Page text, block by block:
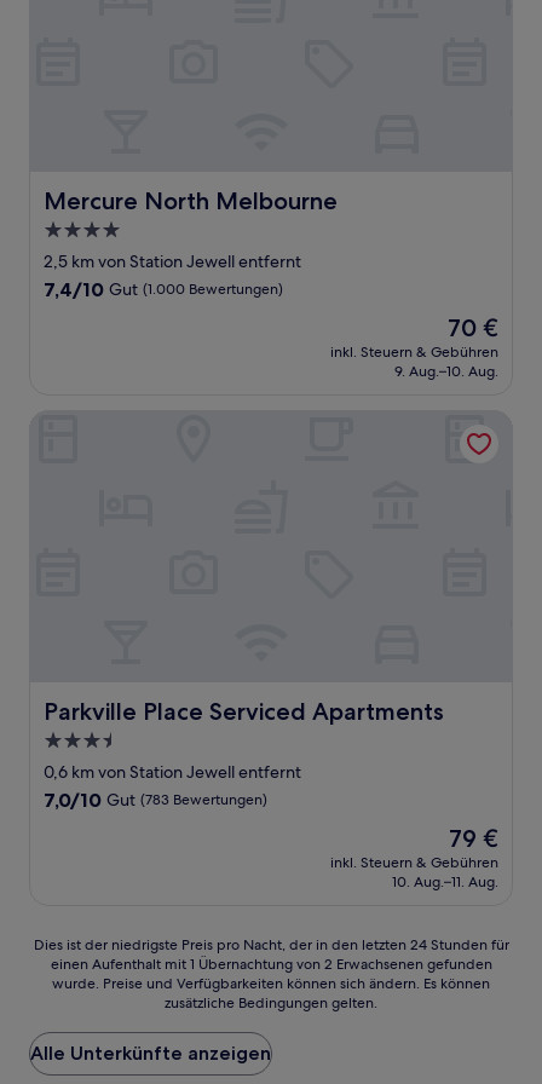
Mercure North Melbourne
Mercure North Melbourne
4.0-
Sterne-
Unterkunft
2,5 km von Station Jewell entfernt
7.4
7,4/10 Gut (1.000 Bewertungen)
Der
Preis
beträgt
70 €
inkl. Steuern & Gebühren
9. Aug.–10. Aug.
Parkville Place Serviced Apartments
Parkville Place Serviced Apartments
3.5-
Sterne-
Unterkunft
0,6 km von Station Jewell entfernt
7.0
7,0/10 Gut (783 Bewertungen)
Der
Preis
beträgt
79 €
inkl. Steuern & Gebühren
10. Aug.–11. Aug.
Dies
der
Preis
pro
Nacht,
Dies ist der niedrigste Preis pro Nacht, der in den letzten 24 Stunden für
einen Aufenthalt mit 1 Übernachtung von 2 Erwachsenen gefunden
wurde. Preise und Verfügbarkeiten können sich ändern. Es können
zusätzliche Bedingungen gelten.
Alle Unterkünfte anzeigen